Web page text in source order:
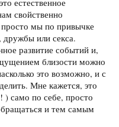
естественное
свойственно
мы по привычке
дружбы или секса.
развитие событий и,
близости можно
это возможно, и с
Мне кажется, это
само по себе, просто
и тем самым